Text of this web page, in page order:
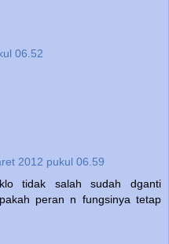
06.52
2012 pukul 06.59
tidak salah sudah dganti
peran n fungsinya tetap